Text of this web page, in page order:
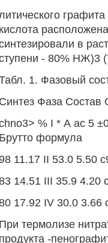
кислота
в
- 80% НЖ)3
1. Фазовый
Синтез Фаза Состав
% I * А ас 5
Брутто формула
11.17 II 53.0 5.50
14.51 III 35.9 4.20
17.92 IV 30.0 3.66
При термолизе
продукта -